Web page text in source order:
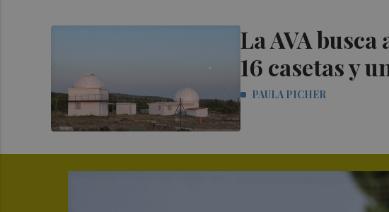
La AVA
16 casetas y
PAULA PICHER